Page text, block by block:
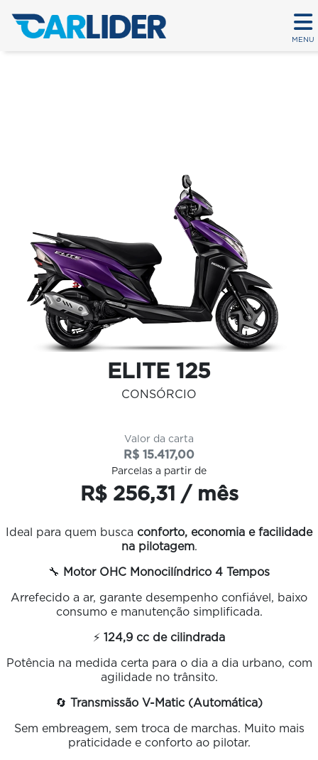
MENU
ELITE 125
CONSÓRCIO
Valor da carta
R$ 15.417,00
Parcelas a partir de
R$ 256,31 / mês
Ideal para quem busca conforto, economia e facilidade
na pilotagem.
🔧 Motor OHC Monocilíndrico 4 Tempos
Arrefecido a ar, garante desempenho confiável, baixo
consumo e manutenção simplificada.
⚡ 124,9 cc de cilindrada
Potência na medida certa para o dia a dia urbano, com
agilidade no trânsito.
🔄 Transmissão V-Matic (Automática)
Sem embreagem, sem troca de marchas. Muito mais
praticidade e conforto ao pilotar.